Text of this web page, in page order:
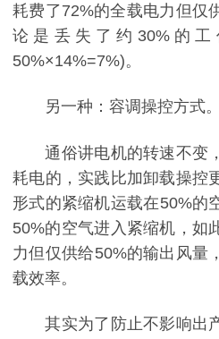
耗费了72%的全载电力但仅
论是丢失了约30%的
50%×14%=7%)。
另一种：容调操控方式。
通俗讲电机的转速不变
耗电的，实践比加卸载操控
形式的紧缩机运载在50%的
50%的空气进入紧缩机，如
力但仅供给50%的输出风量
载效率。
其实为了防止不影响出